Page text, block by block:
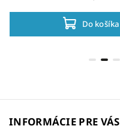
Do košíka
INFORMÁCIE PRE VÁS